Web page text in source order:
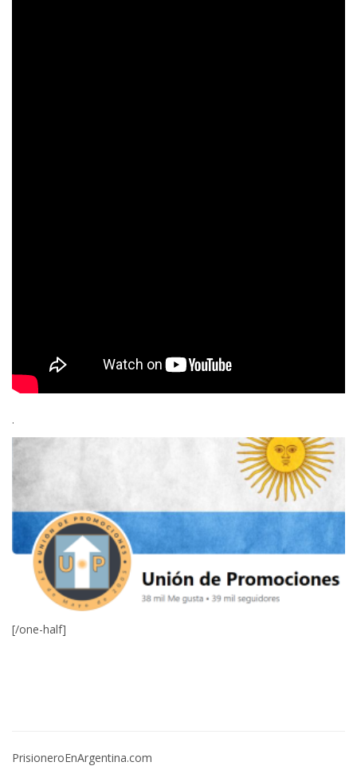
.
[/one-half]
PrisioneroEnArgentina.com